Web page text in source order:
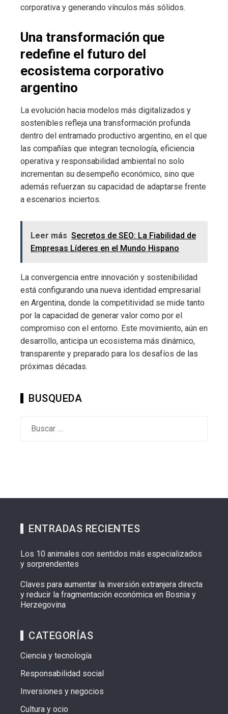
corporativa y generando vínculos más sólidos.
Una transformación que
redefine el futuro del
ecosistema corporativo
argentino
La evolución hacia modelos más digitalizados y
sostenibles refleja una transformación profunda
dentro del entramado productivo argentino, en el que
las compañías que integran tecnología, eficiencia
operativa y responsabilidad ambiental no solo
incrementan su desempeño económico, sino que
además refuerzan su capacidad de adaptarse frente
a escenarios inciertos.
Leer más Secretos de SEO: La Fiabilidad de
Empresas Líderes en el Mundo Hispano
La convergencia entre innovación y sostenibilidad
está configurando una nueva identidad empresarial
en Argentina, donde la competitividad se mide tanto
por la capacidad de generar valor como por el
compromiso con el entorno. Este movimiento, aún en
desarrollo, anticipa un ecosistema más dinámico,
transparente y preparado para los desafíos de las
próximas décadas.
BUSQUEDA
ENTRADAS RECIENTES
Los 10 animales con sentidos más especializados
y sorprendentes
Claves para aumentar la inversión extranjera directa
y reducir la fragmentación económica en Bosnia y
Herzegovina
CATEGORÍAS
Ciencia y tecnología
Responsabilidad social
Inversiones y negocios
Cultura y ocio